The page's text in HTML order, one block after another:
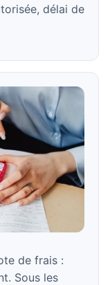
délai de
de frais :
Sous les